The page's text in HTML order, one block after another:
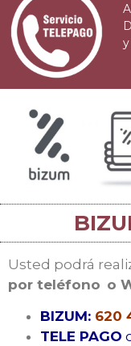
Usted podrá
por teléfono o
BIZUM: 620
TELE PAGO